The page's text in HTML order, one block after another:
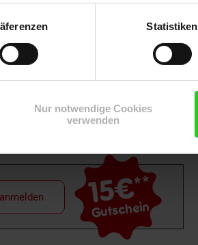
Statistiken
Nur notwendige Cookies
verwenden
Weinwelt Rezeptwelt
15€**
Gutschein